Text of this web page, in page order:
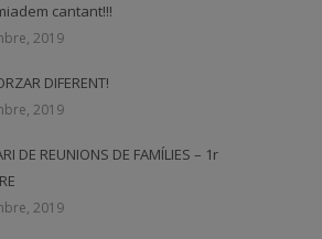
cantant!!!
2019
DIFERENT!
2019
DE REUNIONS DE FAMÍLIES – 1r
2019